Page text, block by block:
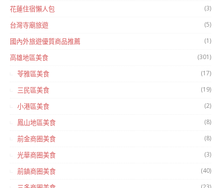
花蓮住宿懶人包 (3)
台灣寺廟旅遊 (5)
國內外旅遊優質商品推薦 (1)
高雄地區美食 (301)
苓雅區美食 (17)
三民區美食 (19)
小港區美食 (2)
鳳山地區美食 (8)
前金商圈美食 (8)
光華商圈美食 (3)
前鎮商圈美食 (40)